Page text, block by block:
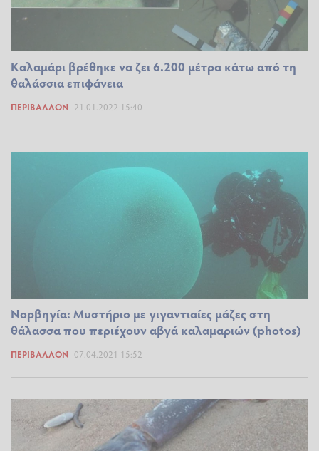
Καλαμάρι βρέθηκε να ζει 6.200 μέτρα κάτω από τη
θαλάσσια επιφάνεια
ΠΕΡΙΒΆΛΛΟΝ 21.01.2022 15:40
Νορβηγία: Μυστήριο με γιγαντιαίες μάζες στη
θάλασσα που περιέχουν αβγά καλαμαριών (photos)
ΠΕΡΙΒΆΛΛΟΝ 07.04.2021 15:52